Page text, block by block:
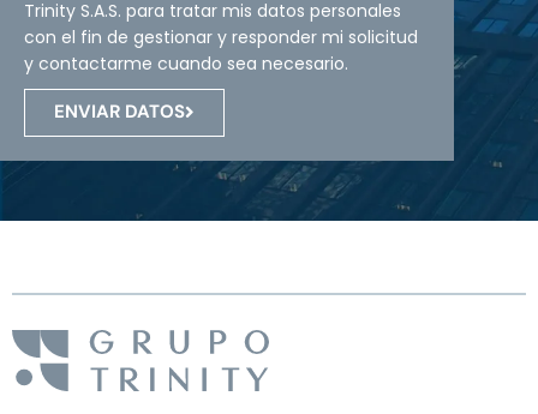
Trinity S.A.S. para tratar mis datos personales
con el fin de gestionar y responder mi solicitud
y contactarme cuando sea necesario.
ENVIAR DATOS